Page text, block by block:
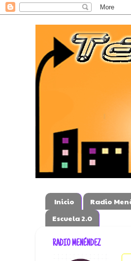
Inicio Radio
Escuela 2.0
RADIO MENÉNDEZ